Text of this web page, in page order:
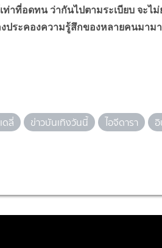
าที่อดทน ว่ากันไปตามระเบียบ จะไ
ประคองความรู้สึกของหลายคนมาม
ดลี่ ข่าวบันเทิงวันนี้ ไอจีดารา